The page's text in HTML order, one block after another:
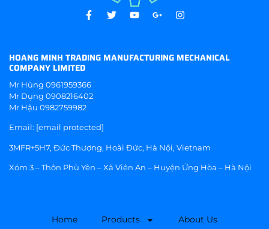
HOANG MINH TRADING MANUFACTURING MECHANICAL
COMPANY LIMITED
Mr Hùng 0961959366
Mr Dụng 0908216402
Mr Hậu 0982759982
Email: [email protected]
3MFR+5H7, Đức Thượng, Hoài Đức, Hà Nội, Vietnam
Xóm 3 – Thôn Phù Yên – Xã Viên An – Huyện Ứng Hòa – Hà Nội
Home Products About Us